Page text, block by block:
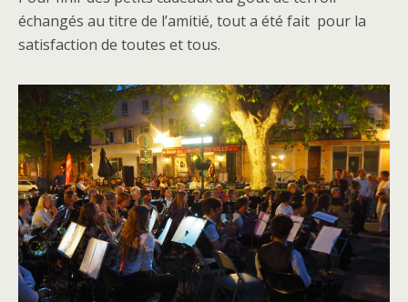
échangés au titre de l’amitié, tout a été fait pour la
satisfaction de toutes et tous.